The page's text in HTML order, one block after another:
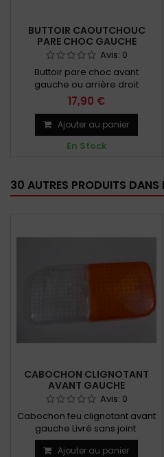
BUTTOIR CAOUTCHOUC
PARE CHOC GAUCHE
Avis: 0
Buttoir pare choc avant
gauche ou arrière droit
17,90 €
Ajouter au panier
En Stock
30 AUTRES PRODUITS DANS
CABOCHON CLIGNOTANT
AVANT GAUCHE
Avis: 0
Cabochon feu clignotant avant
gauche Livré sans joint
Ajouter au panier